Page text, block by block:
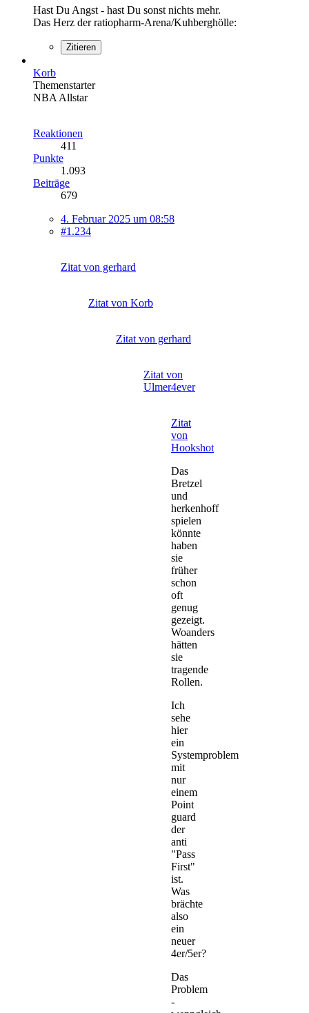
Hast Du Angst - hast Du sonst nichts mehr.
Das Herz der ratiopharm-Arena/Kuhberghölle:
Zitieren
Korb
Themenstarter
NBA Allstar
Reaktionen
411
Punkte
1.093
Beiträge
679
4. Februar 2025 um 08:58
#1.234
Zitat von gerhard
Zitat von Korb
Zitat von gerhard
Zitat von
Ulmer4ever
Zitat
von
Hookshot
Das
Bretzel
und
herkenhoff
spielen
könnte
haben
sie
früher
schon
oft
genug
gezeigt.
Woanders
hätten
sie
tragende
Rollen.
Ich
sehe
hier
ein
Systemproblem
mit
nur
einem
Point
guard
der
anti
"Pass
First"
ist.
Was
brächte
also
ein
neuer
4er/5er?
Das
Problem
-